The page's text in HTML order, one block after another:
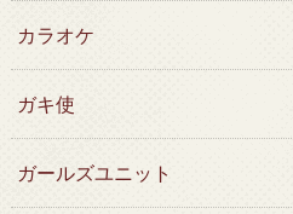
カラオケ
ガキ使
ガールズユニット